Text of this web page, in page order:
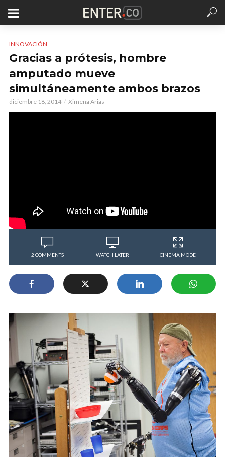
INNOVACIÓN
Gracias a prótesis, hombre
amputado mueve
simultáneamente ambos brazos
diciembre 18, 2014 Ximena Arias
2 COMMENTS WATCH LATER CINEMA MODE